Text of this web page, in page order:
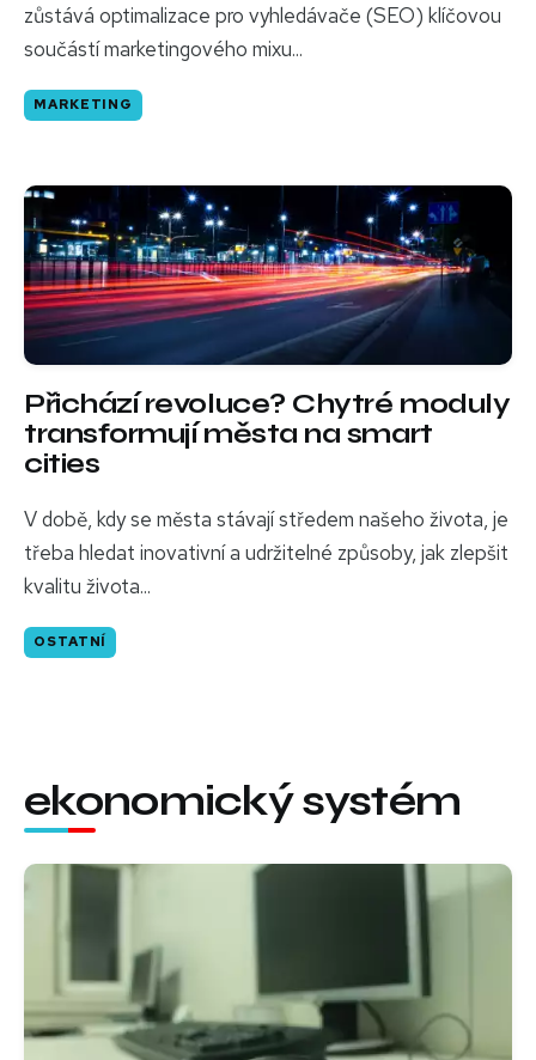
zůstává optimalizace pro vyhledávače (SEO) klíčovou
součástí marketingového mixu...
MARKETING
Přichází revoluce? Chytré moduly
transformují města na smart
cities
V době, kdy se města stávají středem našeho života, je
třeba hledat inovativní a udržitelné způsoby, jak zlepšit
kvalitu života...
OSTATNÍ
ekonomický systém